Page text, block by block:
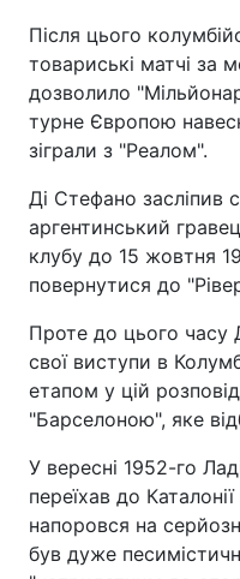
Після цього
товариські матчі за
дозволило
турне Європою
зіграли з "Реалом".
Ді Стефано засліпив
аргентинський
клубу до 15 жовтня
повернутися до
Проте до цього часу
свої виступи в
етапом у цій
"Барселоною", яке
У вересні 1952-го
переїхав до
напоровся на
був дуже